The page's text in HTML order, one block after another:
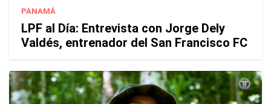
PANAMÁ
LPF al Día: Entrevista con Jorge Dely
Valdés, entrenador del San Francisco FC